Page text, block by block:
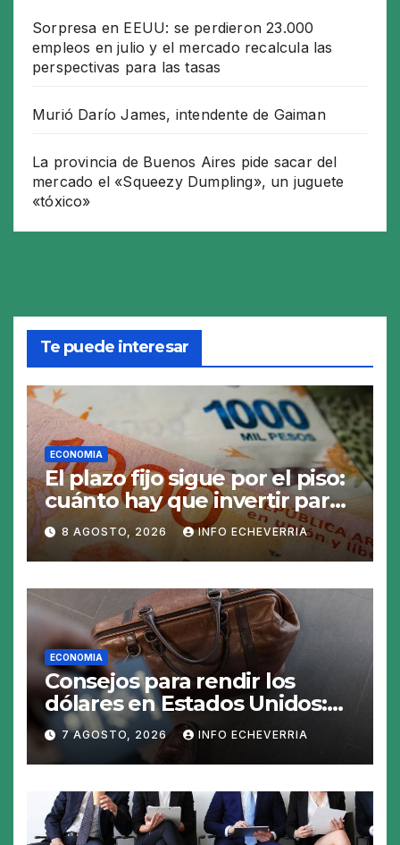
Sorpresa en EEUU: se perdieron 23.000
empleos en julio y el mercado recalcula las
perspectivas para las tasas
Murió Darío James, intendente de Gaiman
La provincia de Buenos Aires pide sacar del
mercado el «Squeezy Dumpling», un juguete
«tóxico»
Te puede interesar
ECONOMIA
El plazo fijo sigue por el piso:
cuánto hay que invertir para
generar $50.000 en 30 días
8 AGOSTO, 2026 INFO ECHEVERRIA
ECONOMIA
Consejos para rendir los
dólares en Estados Unidos:
claves para no gastar de más
en el viaje
7 AGOSTO, 2026 INFO ECHEVERRIA